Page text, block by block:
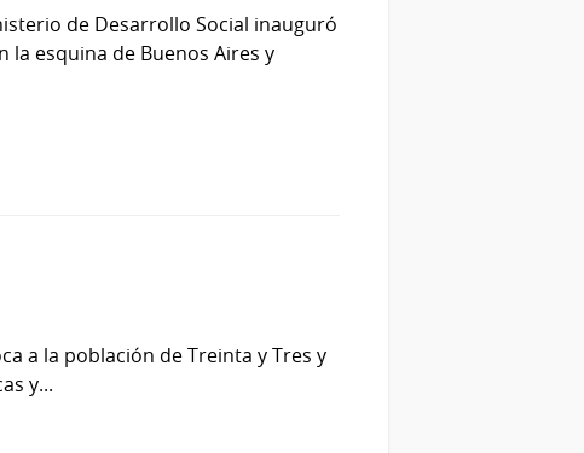
de Desarrollo Social inauguró
esquina de Buenos Aires y
a la población de Treinta y Tres y
y...